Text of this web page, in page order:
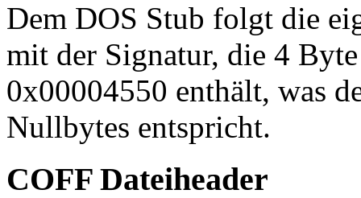
Dem DOS Stub folgt die
mit der Signatur, die 4
0x00004550 enthält, was
Nullbytes entspricht.
COFF Dateiheader